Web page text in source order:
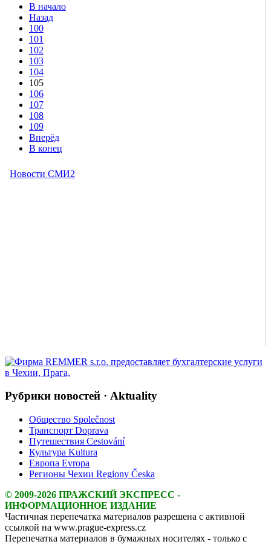
В начало
Назад
100
101
102
103
104
105
106
107
108
109
Вперёд
В конец
Рубрики новостей · Aktuality
Общество Společnost
Транспорт Doprava
Путешествия Cestování
Культура Kultura
Европа Evropa
Регионы Чехии Regiony Česka
© 2009-2026 ПРАЖСКИЙ ЭКСПРЕСС -
ИНФОРМАЦИОННОЕ ИЗДАНИЕ
Частичная перепечатка материалов разрешена с активной
ссылкой на www.prague-express.cz
Перепечатка материалов в бумажных носителях - только с